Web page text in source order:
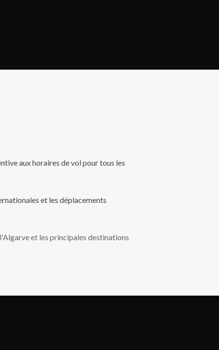
aux horaires de vol pour tous les
et les déplacements
et les principales destinations